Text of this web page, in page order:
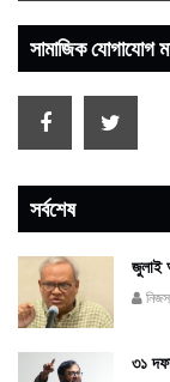
সামাজিক যোগাযোগ
সর্বশেষ
জুলাই
৩১